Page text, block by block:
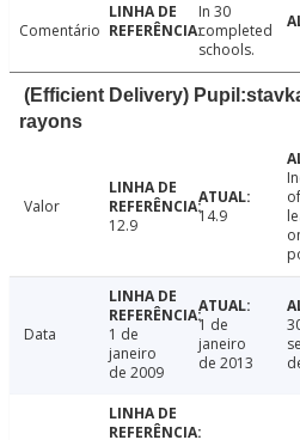
Comentário
In 30
completed
schools.
(Efficient Delivery)
rayons
Valor
12.9
14.9
Data
1 de
janeiro
de 2009
1 de
janeiro
de 2013